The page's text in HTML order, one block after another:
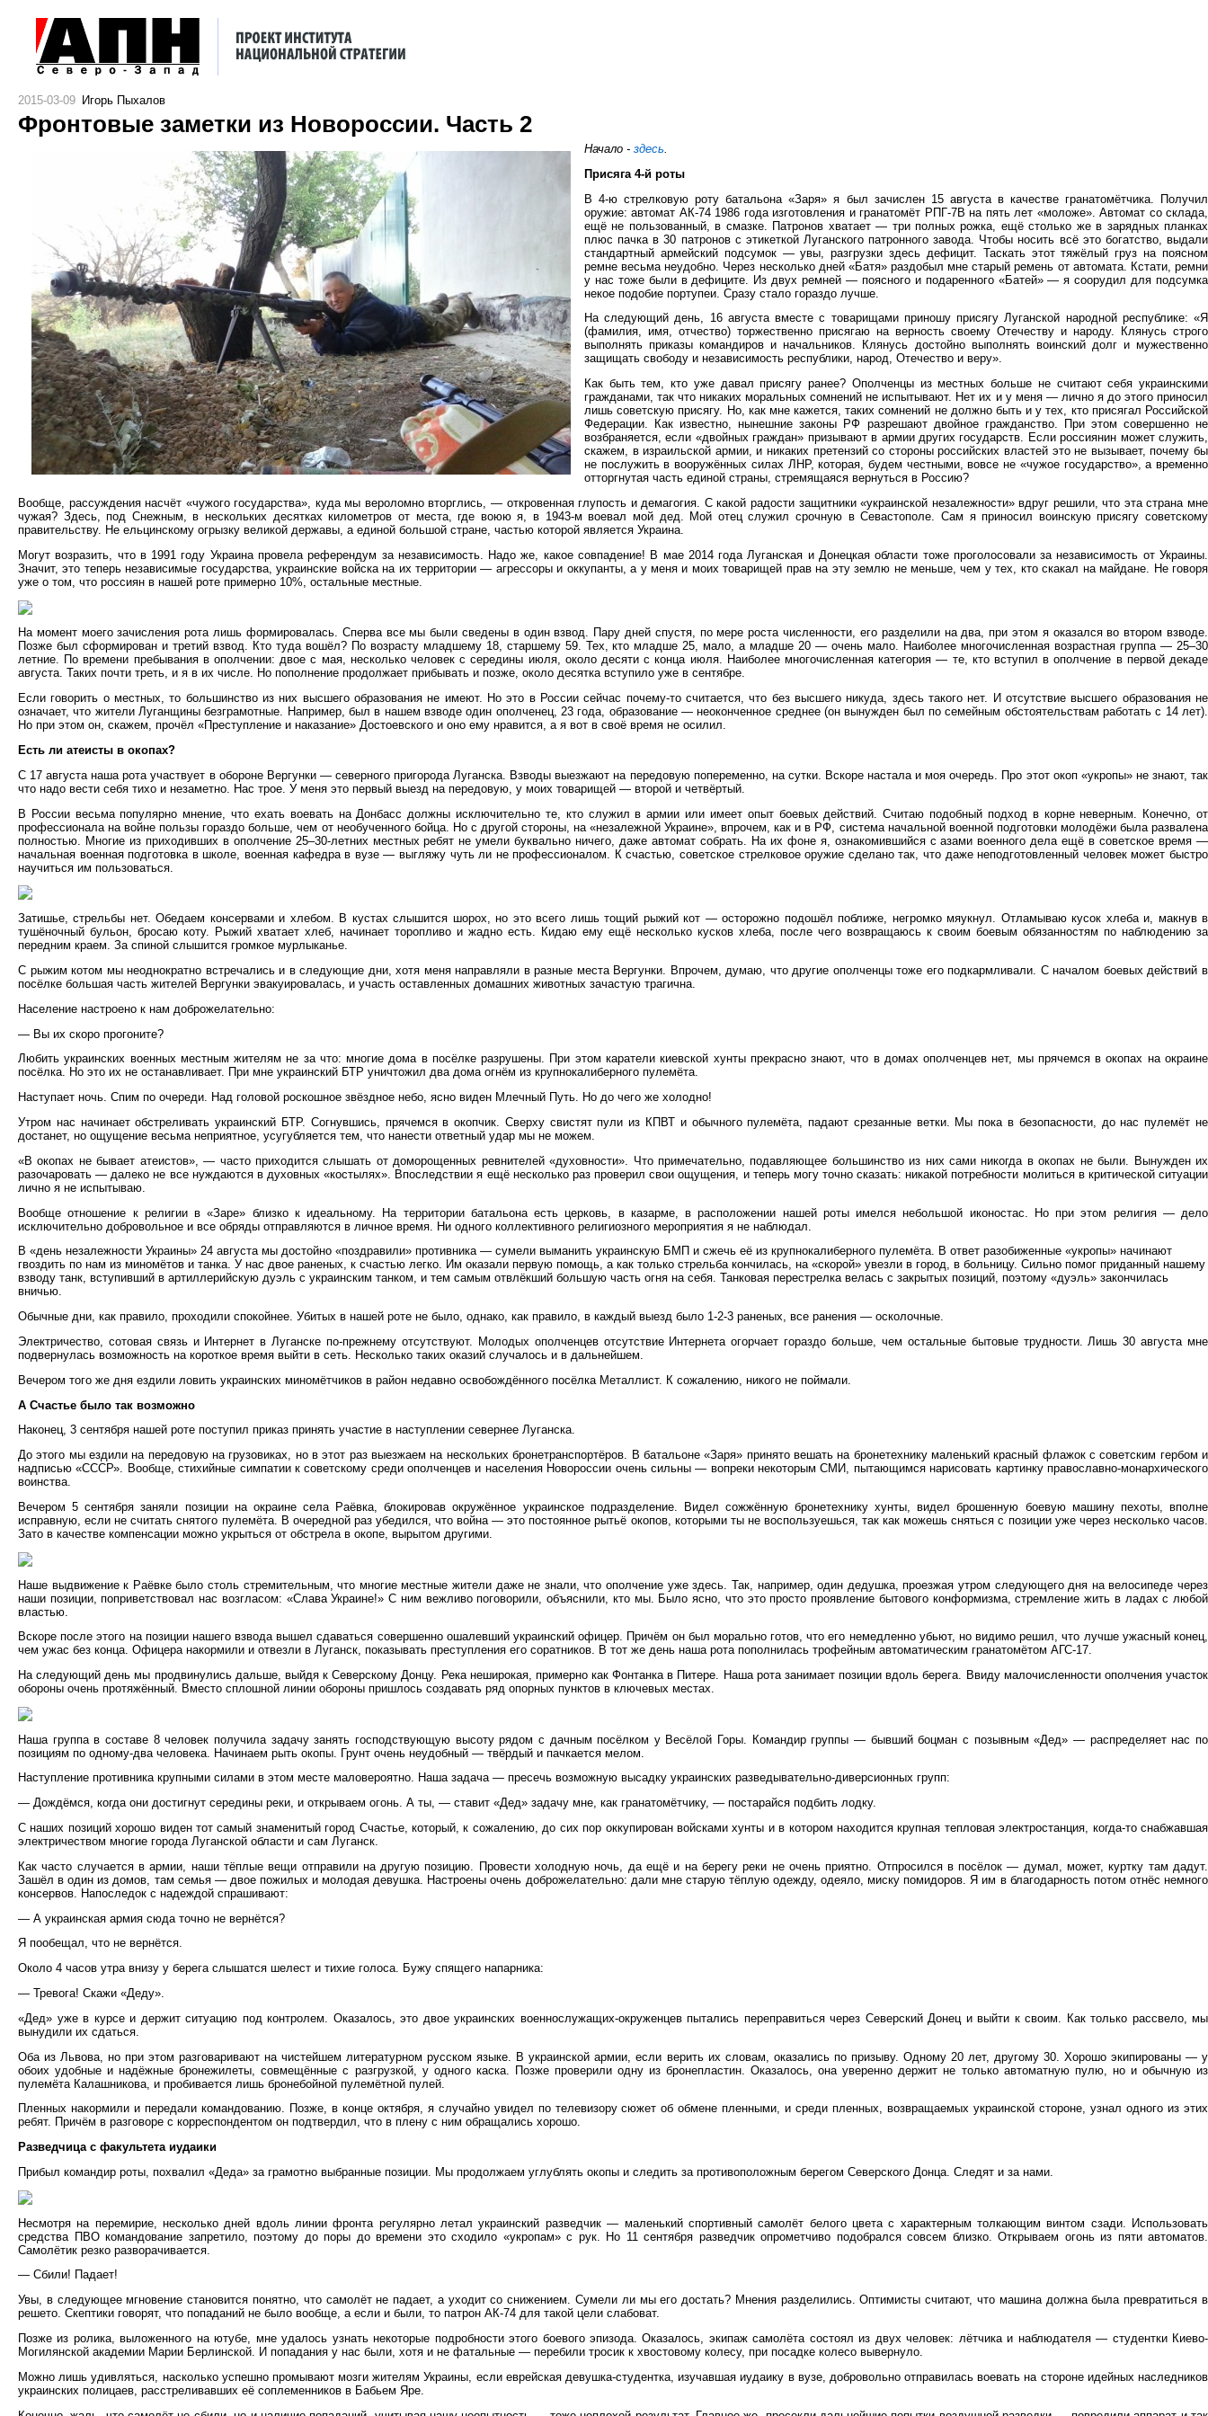
2015-03-09 Игорь Пыхалов
Фронтовые заметки из Новороссии. Часть 2
Начало - здесь.
Присяга 4-й роты
В 4-ю стрелковую роту батальона «Заря» я был зачислен 15 августа в качестве гранатомётчика. Получил
оружие: автомат АК-74 1986 года изготовления и гранатомёт РПГ-7В на пять лет «моложе». Автомат со склада,
ещё не пользованный, в смазке. Патронов хватает — три полных рожка, ещё столько же в зарядных планках
плюс пачка в 30 патронов с этикеткой Луганского патронного завода. Чтобы носить всё это богатство, выдали
стандартный армейский подсумок — увы, разгрузки здесь дефицит. Таскать этот тяжёлый груз на поясном
ремне весьма неудобно. Через несколько дней «Батя» раздобыл мне старый ремень от автомата. Кстати, ремни
у нас тоже были в дефиците. Из двух ремней — поясного и подаренного «Батей» — я соорудил для подсумка
некое подобие портупеи. Сразу стало гораздо лучше.
На следующий день, 16 августа вместе с товарищами приношу присягу Луганской народной республике: «Я
(фамилия, имя, отчество) торжественно присягаю на верность своему Отечеству и народу. Клянусь строго
выполнять приказы командиров и начальников. Клянусь достойно выполнять воинский долг и мужественно
защищать свободу и независимость республики, народ, Отечество и веру».
Как быть тем, кто уже давал присягу ранее? Ополченцы из местных больше не считают себя украинскими
гражданами, так что никаких моральных сомнений не испытывают. Нет их и у меня — лично я до этого приносил
лишь советскую присягу. Но, как мне кажется, таких сомнений не должно быть и у тех, кто присягал Российской
Федерации. Как известно, нынешние законы РФ разрешают двойное гражданство. При этом совершенно не
возбраняется, если «двойных граждан» призывают в армии других государств. Если россиянин может служить,
скажем, в израильской армии, и никаких претензий со стороны российских властей это не вызывает, почему бы
не послужить в вооружённых силах ЛНР, которая, будем честными, вовсе не «чужое государство», а временно
отторгнутая часть единой страны, стремящаяся вернуться в Россию?
Вообще, рассуждения насчёт «чужого государства», куда мы вероломно вторглись, — откровенная глупость и демагогия. С какой радости защитники «украинской незалежности» вдруг решили, что эта страна мне
чужая? Здесь, под Снежным, в нескольких десятках километров от места, где воюю я, в 1943-м воевал мой дед. Мой отец служил срочную в Севастополе. Сам я приносил воинскую присягу советскому
правительству. Не ельцинскому огрызку великой державы, а единой большой стране, частью которой является Украина.
Могут возразить, что в 1991 году Украина провела референдум за независимость. Надо же, какое совпадение! В мае 2014 года Луганская и Донецкая области тоже проголосовали за независимость от Украины.
Значит, это теперь независимые государства, украинские войска на их территории — агрессоры и оккупанты, а у меня и моих товарищей прав на эту землю не меньше, чем у тех, кто скакал на майдане. Не говоря
уже о том, что россиян в нашей роте примерно 10%, остальные местные.
На момент моего зачисления рота лишь формировалась. Сперва все мы были сведены в один взвод. Пару дней спустя, по мере роста численности, его разделили на два, при этом я оказался во втором взводе.
Позже был сформирован и третий взвод. Кто туда вошёл? По возрасту младшему 18, старшему 59. Тех, кто младше 25, мало, а младше 20 — очень мало. Наиболее многочисленная возрастная группа — 25–30
летние. По времени пребывания в ополчении: двое с мая, несколько человек с середины июля, около десяти с конца июля. Наиболее многочисленная категория — те, кто вступил в ополчение в первой декаде
августа. Таких почти треть, и я в их числе. Но пополнение продолжает прибывать и позже, около десятка вступило уже в сентябре.
Если говорить о местных, то большинство из них высшего образования не имеют. Но это в России сейчас почему-то считается, что без высшего никуда, здесь такого нет. И отсутствие высшего образования не
означает, что жители Луганщины безграмотные. Например, был в нашем взводе один ополченец, 23 года, образование — неоконченное среднее (он вынужден был по семейным обстоятельствам работать с 14 лет).
Но при этом он, скажем, прочёл «Преступление и наказание» Достоевского и оно ему нравится, а я вот в своё время не осилил.
Есть ли атеисты в окопах?
С 17 августа наша рота участвует в обороне Вергунки — северного пригорода Луганска. Взводы выезжают на передовую попеременно, на сутки. Вскоре настала и моя очередь. Про этот окоп «укропы» не знают, так
что надо вести себя тихо и незаметно. Нас трое. У меня это первый выезд на передовую, у моих товарищей — второй и четвёртый.
В России весьма популярно мнение, что ехать воевать на Донбасс должны исключительно те, кто служил в армии или имеет опыт боевых действий. Считаю подобный подход в корне неверным. Конечно, от
профессионала на войне пользы гораздо больше, чем от необученного бойца. Но с другой стороны, на «незалежной Украине», впрочем, как и в РФ, система начальной военной подготовки молодёжи была развалена
полностью. Многие из приходивших в ополчение 25–30-летних местных ребят не умели буквально ничего, даже автомат собрать. На их фоне я, ознакомившийся с азами военного дела ещё в советское время —
начальная военная подготовка в школе, военная кафедра в вузе — выгляжу чуть ли не профессионалом. К счастью, советское стрелковое оружие сделано так, что даже неподготовленный человек может быстро
научиться им пользоваться.
Затишье, стрельбы нет. Обедаем консервами и хлебом. В кустах слышится шорох, но это всего лишь тощий рыжий кот — осторожно подошёл поближе, негромко мяукнул. Отламываю кусок хлеба и, макнув в
тушёночный бульон, бросаю коту. Рыжий хватает хлеб, начинает торопливо и жадно есть. Кидаю ему ещё несколько кусков хлеба, после чего возвращаюсь к своим боевым обязанностям по наблюдению за
передним краем. За спиной слышится громкое мурлыканье.
С рыжим котом мы неоднократно встречались и в следующие дни, хотя меня направляли в разные места Вергунки. Впрочем, думаю, что другие ополченцы тоже его подкармливали. С началом боевых действий в
посёлке большая часть жителей Вергунки эвакуировалась, и участь оставленных домашних животных зачастую трагична.
Население настроено к нам доброжелательно:
— Вы их скоро прогоните?
Любить украинских военных местным жителям не за что: многие дома в посёлке разрушены. При этом каратели киевской хунты прекрасно знают, что в домах ополченцев нет, мы прячемся в окопах на окраине
посёлка. Но это их не останавливает. При мне украинский БТР уничтожил два дома огнём из крупнокалиберного пулемёта.
Наступает ночь. Спим по очереди. Над головой роскошное звёздное небо, ясно виден Млечный Путь. Но до чего же холодно!
Утром нас начинает обстреливать украинский БТР. Согнувшись, прячемся в окопчик. Сверху свистят пули из КПВТ и обычного пулемёта, падают срезанные ветки. Мы пока в безопасности, до нас пулемёт не
достанет, но ощущение весьма неприятное, усугубляется тем, что нанести ответный удар мы не можем.
«В окопах не бывает атеистов», — часто приходится слышать от доморощенных ревнителей «духовности». Что примечательно, подавляющее большинство из них сами никогда в окопах не были. Вынужден их
разочаровать — далеко не все нуждаются в духовных «костылях». Впоследствии я ещё несколько раз проверил свои ощущения, и теперь могу точно сказать: никакой потребности молиться в критической ситуации
лично я не испытываю.
Вообще отношение к религии в «Заре» близко к идеальному. На территории батальона есть церковь, в казарме, в расположении нашей роты имелся небольшой иконостас. Но при этом религия — дело
исключительно добровольное и все обряды отправляются в личное время. Ни одного коллективного религиозного мероприятия я не наблюдал.
В «день незалежности Украины» 24 августа мы достойно «поздравили» противника — сумели выманить украинскую БМП и сжечь её из крупнокалиберного пулемёта. В ответ разобиженные «укропы» начинают
гвоздить по нам из миномётов и танка. У нас двое раненых, к счастью легко. Им оказали первую помощь, а как только стрельба кончилась, на «скорой» увезли в город, в больницу. Сильно помог приданный нашему
взводу танк, вступивший в артиллерийскую дуэль с украинским танком, и тем самым отвлёкший большую часть огня на себя. Танковая перестрелка велась с закрытых позиций, поэтому «дуэль» закончилась
вничью.
Обычные дни, как правило, проходили спокойнее. Убитых в нашей роте не было, однако, как правило, в каждый выезд было 1-2-3 раненых, все ранения — осколочные.
Электричество, сотовая связь и Интернет в Луганске по-прежнему отсутствуют. Молодых ополченцев отсутствие Интернета огорчает гораздо больше, чем остальные бытовые трудности. Лишь 30 августа мне
подвернулась возможность на короткое время выйти в сеть. Несколько таких оказий случалось и в дальнейшем.
Вечером того же дня ездили ловить украинских миномётчиков в район недавно освобождённого посёлка Металлист. К сожалению, никого не поймали.
А Счастье было так возможно
Наконец, 3 сентября нашей роте поступил приказ принять участие в наступлении севернее Луганска.
До этого мы ездили на передовую на грузовиках, но в этот раз выезжаем на нескольких бронетранспортёров. В батальоне «Заря» принято вешать на бронетехнику маленький красный флажок с советским гербом и
надписью «СССР». Вообще, стихийные симпатии к советскому среди ополченцев и населения Новороссии очень сильны — вопреки некоторым СМИ, пытающимся нарисовать картинку православно-монархического
воинства.
Вечером 5 сентября заняли позиции на окраине села Раёвка, блокировав окружённое украинское подразделение. Видел сожжённую бронетехнику хунты, видел брошенную боевую машину пехоты, вполне
исправную, если не считать снятого пулемёта. В очередной раз убедился, что война — это постоянное рытьё окопов, которыми ты не воспользуешься, так как можешь сняться с позиции уже через несколько часов.
Зато в качестве компенсации можно укрыться от обстрела в окопе, вырытом другими.
Наше выдвижение к Раёвке было столь стремительным, что многие местные жители даже не знали, что ополчение уже здесь. Так, например, один дедушка, проезжая утром следующего дня на велосипеде через
наши позиции, поприветствовал нас возгласом: «Слава Украине!» С ним вежливо поговорили, объяснили, кто мы. Было ясно, что это просто проявление бытового конформизма, стремление жить в ладах с любой
властью.
Вскоре после этого на позиции нашего взвода вышел сдаваться совершенно ошалевший украинский офицер. Причём он был морально готов, что его немедленно убьют, но видимо решил, что лучше ужасный конец,
чем ужас без конца. Офицера накормили и отвезли в Луганск, показывать преступления его соратников. В тот же день наша рота пополнилась трофейным автоматическим гранатомётом АГС-17.
На следующий день мы продвинулись дальше, выйдя к Северскому Донцу. Река неширокая, примерно как Фонтанка в Питере. Наша рота занимает позиции вдоль берега. Ввиду малочисленности ополчения участок
обороны очень протяжённый. Вместо сплошной линии обороны пришлось создавать ряд опорных пунктов в ключевых местах.
Наша группа в составе 8 человек получила задачу занять господствующую высоту рядом с дачным посёлком у Весёлой Горы. Командир группы — бывший боцман с позывным «Дед» — распределяет нас по
позициям по одному-два человека. Начинаем рыть окопы. Грунт очень неудобный — твёрдый и пачкается мелом.
Наступление противника крупными силами в этом месте маловероятно. Наша задача — пресечь возможную высадку украинских разведывательно-диверсионных групп:
— Дождёмся, когда они достигнут середины реки, и открываем огонь. А ты, — ставит «Дед» задачу мне, как гранатомётчику, — постарайся подбить лодку.
С наших позиций хорошо виден тот самый знаменитый город Счастье, который, к сожалению, до сих пор оккупирован войсками хунты и в котором находится крупная тепловая электростанция, когда-то снабжавшая
электричеством многие города Луганской области и сам Луганск.
Как часто случается в армии, наши тёплые вещи отправили на другую позицию. Провести холодную ночь, да ещё и на берегу реки не очень приятно. Отпросился в посёлок — думал, может, куртку там дадут.
Зашёл в один из домов, там семья — двое пожилых и молодая девушка. Настроены очень доброжелательно: дали мне старую тёплую одежду, одеяло, миску помидоров. Я им в благодарность потом отнёс немного
консервов. Напоследок с надеждой спрашивают:
— А украинская армия сюда точно не вернётся?
Я пообещал, что не вернётся.
Около 4 часов утра внизу у берега слышатся шелест и тихие голоса. Бужу спящего напарника:
— Тревога! Скажи «Деду».
«Дед» уже в курсе и держит ситуацию под контролем. Оказалось, это двое украинских военнослужащих-окруженцев пытались переправиться через Северский Донец и выйти к своим. Как только рассвело, мы
вынудили их сдаться.
Оба из Львова, но при этом разговаривают на чистейшем литературном русском языке. В украинской армии, если верить их словам, оказались по призыву. Одному 20 лет, другому 30. Хорошо экипированы — у
обоих удобные и надёжные бронежилеты, совмещённые с разгрузкой, у одного каска. Позже проверили одну из бронепластин. Оказалось, она уверенно держит не только автоматную пулю, но и обычную из
пулемёта Калашникова, и пробивается лишь бронебойной пулемётной пулей.
Пленных накормили и передали командованию. Позже, в конце октября, я случайно увидел по телевизору сюжет об обмене пленными, и среди пленных, возвращаемых украинской стороне, узнал одного из этих
ребят. Причём в разговоре с корреспондентом он подтвердил, что в плену с ним обращались хорошо.
Разведчица с факультета иудаики
Прибыл командир роты, похвалил «Деда» за грамотно выбранные позиции. Мы продолжаем углублять окопы и следить за противоположным берегом Северского Донца. Следят и за нами.
Несмотря на перемирие, несколько дней вдоль линии фронта регулярно летал украинский разведчик — маленький спортивный самолёт белого цвета с характерным толкающим винтом сзади. Использовать
средства ПВО командование запретило, поэтому до поры до времени это сходило «укропам» с рук. Но 11 сентября разведчик опрометчиво подобрался совсем близко. Открываем огонь из пяти автоматов.
Самолётик резко разворачивается.
— Сбили! Падает!
Увы, в следующее мгновение становится понятно, что самолёт не падает, а уходит со снижением. Сумели ли мы его достать? Мнения разделились. Оптимисты считают, что машина должна была превратиться в
решето. Скептики говорят, что попаданий не было вообще, а если и были, то патрон АК-74 для такой цели слабоват.
Позже из ролика, выложенного на ютубе, мне удалось узнать некоторые подробности этого боевого эпизода. Оказалось, экипаж самолёта состоял из двух человек: лётчика и наблюдателя — студентки Киево-
Могилянской академии Марии Берлинской. И попадания у нас были, хотя и не фатальные — перебили тросик к хвостовому колесу, при посадке колесо вывернуло.
Можно лишь удивляться, насколько успешно промывают мозги жителям Украины, если еврейская девушка-студентка, изучавшая иудаику в вузе, добровольно отправилась воевать на стороне идейных наследников
украинских полицаев, расстреливавших её соплеменников в Бабьем Яре.